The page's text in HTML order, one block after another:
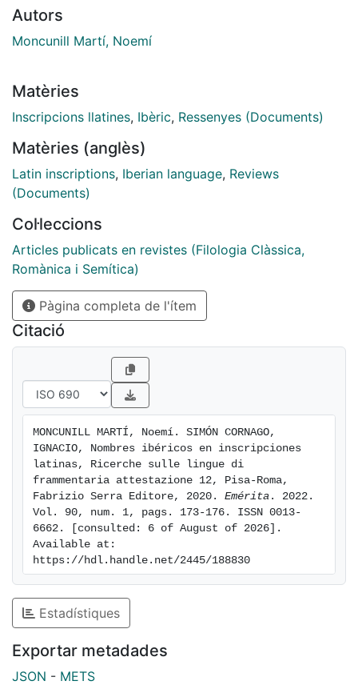
Autors
Moncunill Martí, Noemí
Matèries
Inscripcions llatines, Ibèric, Ressenyes (Documents)
Matèries (anglès)
Latin inscriptions, Iberian language, Reviews
(Documents)
Col·leccions
Articles publicats en revistes (Filologia Clàssica,
Romànica i Semítica)
Pàgina completa de l'ítem
Citació
MONCUNILL MARTÍ, Noemí. SIMÓN CORNAGO,
IGNACIO, Nombres ibéricos en inscripciones
latinas, Ricerche sulle lingue di
frammentaria attestazione 12, Pisa-Roma,
Fabrizio Serra Editore, 2020. Emérita . 2022.
Vol. 90, num. 1, pags. 173-176. ISSN 0013-
6662. [consulted: 6 of August of 2026].
Available at:
https://hdl.handle.net/2445/188830
Estadístiques
Exportar metadades
JSON - METS